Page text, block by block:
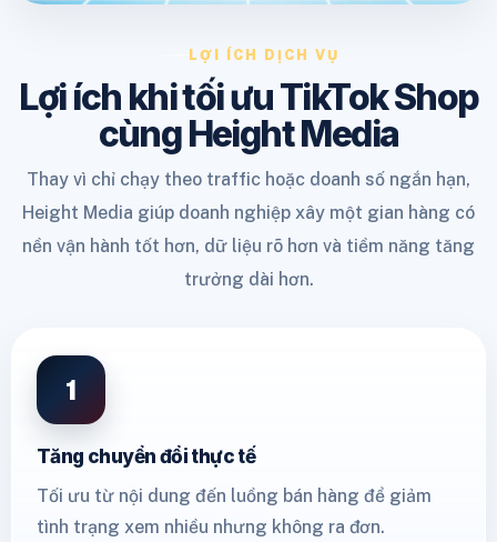
LỢI ÍCH DỊCH VỤ
Lợi ích khi tối ưu TikTok Shop
cùng Height Media
Thay vì chỉ chạy theo traffic hoặc doanh số ngắn hạn,
Height Media giúp doanh nghiệp xây một gian hàng có
nền vận hành tốt hơn, dữ liệu rõ hơn và tiềm năng tăng
trưởng dài hơn.
1
Tăng chuyển đổi thực tế
Tối ưu từ nội dung đến luồng bán hàng để giảm
tình trạng xem nhiều nhưng không ra đơn.